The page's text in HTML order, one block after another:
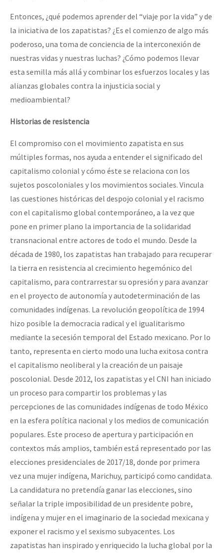
Entonces, ¿qué podemos aprender del “viaje por la vida” y de
la iniciativa de los zapatistas? ¿Es el comienzo de algo más
poderoso, una toma de conciencia de la interconexión de
nuestras vidas y nuestras luchas? ¿Cómo podemos llevar
esta semilla más allá y combinar los esfuerzos locales y las
alianzas globales contra la injusticia social y
medioambiental?
Historias de resistencia
El compromiso con el movimiento zapatista en sus
múltiples formas, nos ayuda a entender el significado del
capitalismo colonial y cómo éste se relaciona con los
sujetos poscoloniales y los movimientos sociales. Vincula
las cuestiones históricas del despojo colonial y el racismo
con el capitalismo global contemporáneo, a la vez que
pone en primer plano la importancia de la solidaridad
transnacional entre actores de todo el mundo. Desde la
década de 1980, los zapatistas han trabajado para recuperar
la tierra en resistencia al crecimiento hegemónico del
capitalismo, para contrarrestar su opresión y para avanzar
en el proyecto de autonomía y autodeterminación de las
comunidades indígenas. La revolución geopolítica de 1994
hizo posible la democracia radical y el igualitarismo
mediante la secesión temporal del Estado mexicano. Por lo
tanto, representa en cierto modo una lucha exitosa contra
el capitalismo neoliberal y la creación de un paisaje
poscolonial. Desde 2012, los zapatistas y el CNI han iniciado
un proceso para compartir los problemas y las
percepciones de las comunidades indígenas de todo México
en la esfera política nacional y los medios de comunicación
populares. Este proceso de apertura y participación en
contextos más amplios, también está representado por las
elecciones presidenciales de 2017/18, donde por primera
vez una mujer indígena, Marichuy, participó como candidata.
La candidatura no pretendía ganar las elecciones, sino
señalar la triple imposibilidad de un presidente pobre,
indígena y mujer en el imaginario de la sociedad mexicana y
exponer el racismo y el sexismo subyacentes. Los
zapatistas han inspirado y enriquecido la lucha global por la